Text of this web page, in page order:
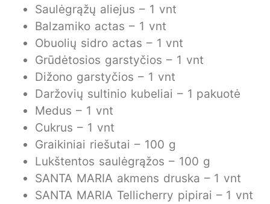
Saulėgrąžų aliejus – 1 vnt
Balzamiko actas – 1 vnt
Obuolių sidro actas – 1 vnt
Grūdėtosios garstyčios – 1 vnt
Dižono garstyčios – 1 vnt
Daržovių sultinio kubeliai – 1 pakuotė
Medus – 1 vnt
Cukrus – 1 vnt
Graikiniai riešutai – 100 g
Lukštentos saulėgrąžos – 100 g
SANTA MARIA akmens druska – 1 vnt
SANTA MARIA Tellicherry pipirai – 1 vnt